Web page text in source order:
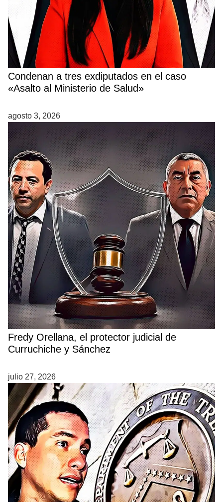
Condenan a tres exdiputados en el caso
«Asalto al Ministerio de Salud»
agosto 3, 2026
Fredy Orellana, el protector judicial de
Curruchiche y Sánchez
julio 27, 2026